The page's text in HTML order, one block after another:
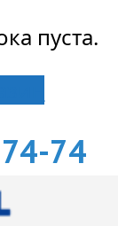
пуста.
74